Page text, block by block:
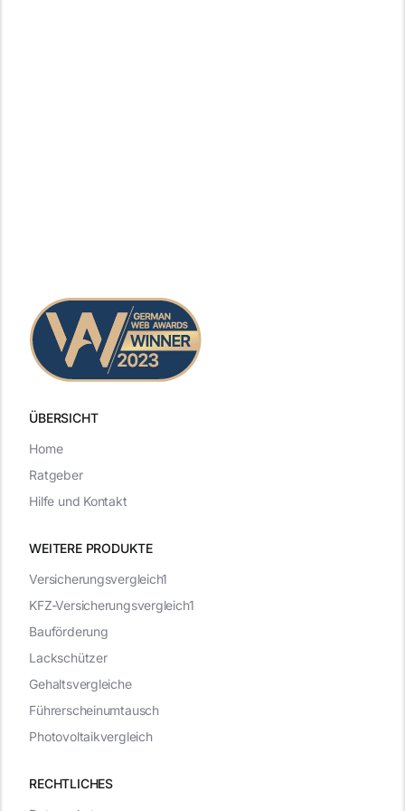
ÜBERSICHT
WEITERE PRODUKTE
RECHTLICHES
Versicherungsvergleich1
KFZ-Versicherungsvergleich1
Bauförderung
Lackschützer
Gehaltsvergleiche
Führerscheinumtausch
Photovoltaikvergleich
Home
Ratgeber
Hilfe und Kontakt